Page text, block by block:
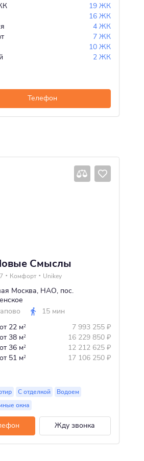
19 ЖК
16 ЖК
4 ЖК
7 ЖК
10 ЖК
2 ЖК
Телефон
Смыслы
Комфорт Unikey
Москва, НАО, пос.
15 мин
от 22 м2 7 993 255 ₽
от 38 м2 16 229 850 ₽
от 36 м2 12 212 625 ₽
от 51 м2 17 106 250 ₽
С отделкой
Водоем
окна
Жду звонка